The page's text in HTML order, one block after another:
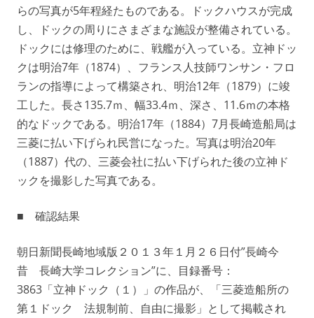
らの写真が5年程経たものである。ドックハウスが完成
し、ドックの周りにさまざまな施設が整備されている。
ドックには修理のために、戦艦が入っている。立神ドッ
クは明治7年（1874）、フランス人技師ワンサン・フロ
ランの指導によって構築され、明治12年（1879）に竣
工した。長さ135.7ｍ、幅33.4ｍ、深さ、11.6ｍの本格
的なドックである。明治17年（1884）7月長崎造船局は
三菱に払い下げられ民営になった。写真は明治20年
（1887）代の、三菱会社に払い下げられた後の立神ド
ックを撮影した写真である。
■ 確認結果
朝日新聞長崎地域版２０１３年１月２６日付”長崎今
昔 長崎大学コレクション”に、目録番号：
3863「立神ドック（１）」の作品が、「三菱造船所の
第１ドック 法規制前、自由に撮影」として掲載され